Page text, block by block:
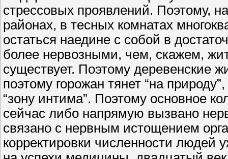
стрессовых проявлений. Поэтому,
районах, в тесных комнатах
остаться наедине с собой в
более нервозными, чем, скажем,
существует. Поэтому деревенские
поэтому горожан тянет “на
“зону интима”. Поэтому основное
сейчас либо напрямую вызвано
связано с нервным истощением
корректировки численности людей